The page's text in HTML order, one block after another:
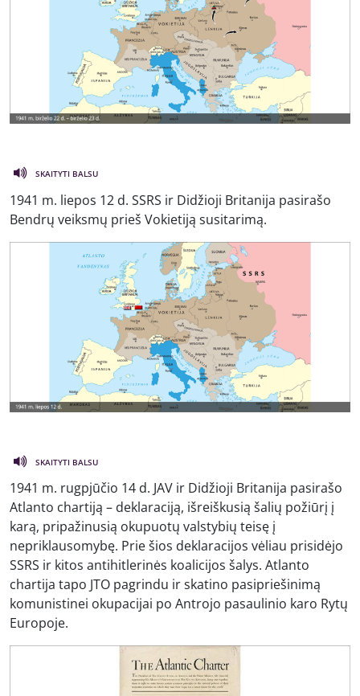
SKAITYTI BALSU
1941 m. liepos 12 d. SSRS ir Didžioji Britanija pasirašo
Bendrų veiksmų prieš Vokietiją susitarimą.
SKAITYTI BALSU
1941 m. rugpjūčio 14 d. JAV ir Didžioji Britanija pasirašo
Atlanto chartiją – deklaraciją, išreiškusią šalių požiūrį į
karą, pripažinusią okupuotų valstybių teisę į
nepriklausomybę. Prie šios deklaracijos vėliau prisidėjo
SSRS ir kitos antihitlerinės koalicijos šalys. Atlanto
chartija tapo JTO pagrindu ir skatino pasipriešinimą
komunistinei okupacijai po Antrojo pasaulinio karo Rytų
Europoje.